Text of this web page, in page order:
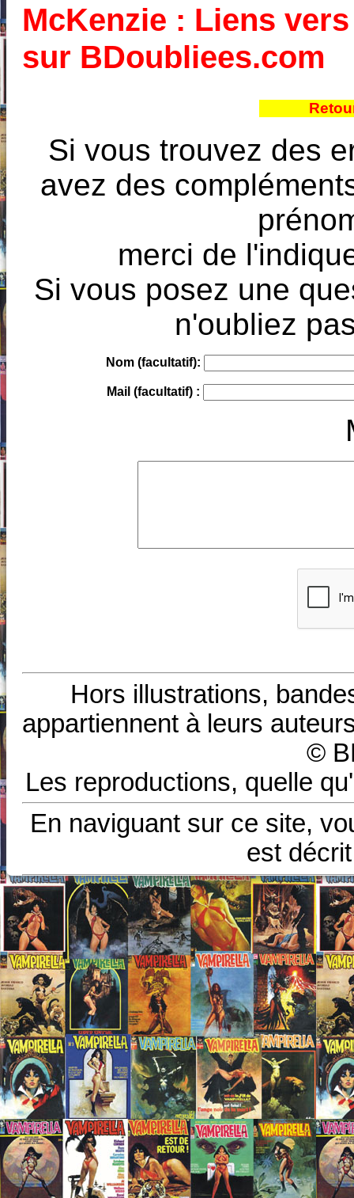
McKenzie : Liens
sur BDoubliees.com
Si vous trouvez des
avez des
merci de
Si vous posez une
n'oubliez
Nom (facultatif):
Mail (facultatif) :
Hors illustrations,
appartiennent à leurs
©
Les reproductions, quelle
En naviguant sur ce site,
est